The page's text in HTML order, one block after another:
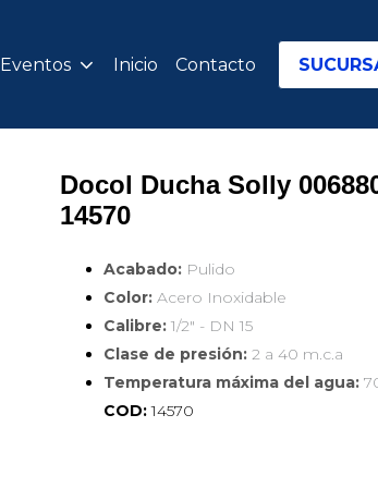
Eventos Inicio Contacto
Docol Ducha Solly
14570
Acabado: Pulido
Color: Acero Inoxidable
Calibre: 1/2" - DN 15
Clase de presión: 2 a 40 m.c.a
Temperatura máxima del agua:
COD:14570